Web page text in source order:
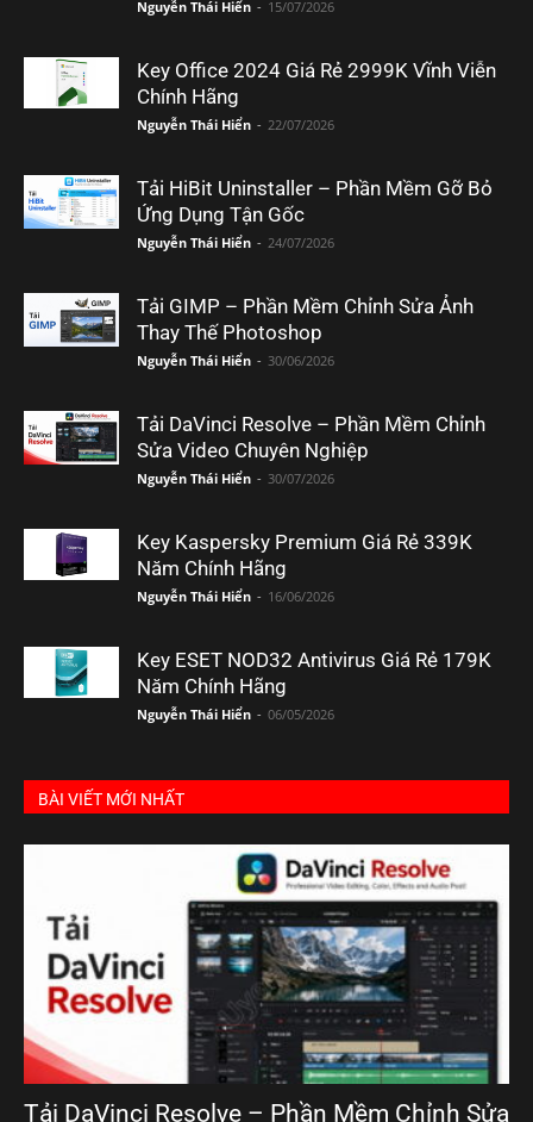
Nguyễn Thái Hiển - 15/07/2026
Key Office 2024 Giá Rẻ 2999K Vĩnh Viễn
Chính Hãng
Nguyễn Thái Hiển - 22/07/2026
Tải HiBit Uninstaller – Phần Mềm Gỡ Bỏ
Ứng Dụng Tận Gốc
Nguyễn Thái Hiển - 24/07/2026
Tải GIMP – Phần Mềm Chỉnh Sửa Ảnh
Thay Thế Photoshop
Nguyễn Thái Hiển - 30/06/2026
Tải DaVinci Resolve – Phần Mềm Chỉnh
Sửa Video Chuyên Nghiệp
Nguyễn Thái Hiển - 30/07/2026
Key Kaspersky Premium Giá Rẻ 339K
Năm Chính Hãng
Nguyễn Thái Hiển - 16/06/2026
Key ESET NOD32 Antivirus Giá Rẻ 179K
Năm Chính Hãng
Nguyễn Thái Hiển - 06/05/2026
BÀI VIẾT MỚI NHẤT
Tải DaVinci Resolve – Phần Mềm Chỉnh Sửa